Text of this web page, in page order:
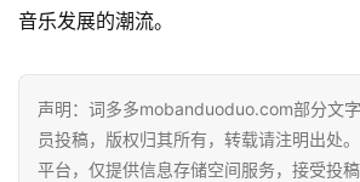
音乐发展的潮流。
声明：词多多mobanduoduo.com部分文
员投稿，版权归其所有，转载请注明出处
平台，仅提供信息存储空间服务，接受投